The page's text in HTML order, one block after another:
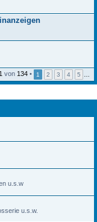
von 134 • 1 2 3 4 5
u.s.w
u.s.w.